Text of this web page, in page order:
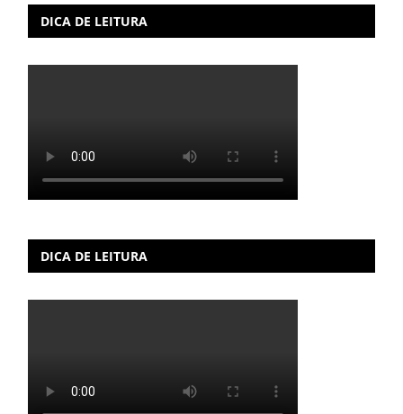
DICA DE LEITURA
DICA DE LEITURA